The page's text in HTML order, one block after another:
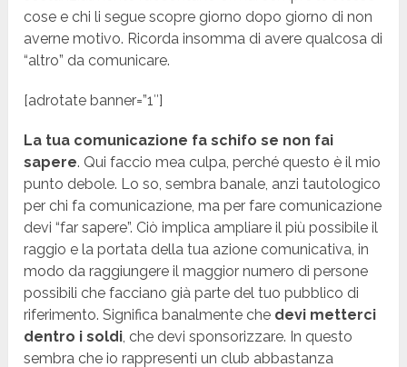
cose e chi li segue scopre giorno dopo giorno di non
averne motivo. Ricorda insomma di avere qualcosa di
“altro” da comunicare.
[adrotate banner=”1″]
La tua comunicazione fa schifo se non fai
sapere. Qui faccio mea culpa, perché questo è il mio
punto debole. Lo so, sembra banale, anzi tautologico
per chi fa comunicazione, ma per fare comunicazione
devi “far sapere”. Ciò implica ampliare il più possibile il
raggio e la portata della tua azione comunicativa, in
modo da raggiungere il maggior numero di persone
possibili che facciano già parte del tuo pubblico di
riferimento. Significa banalmente che devi metterci
dentro i soldi , che devi sponsorizzare. In questo
sembra che io rappresenti un club abbastanza